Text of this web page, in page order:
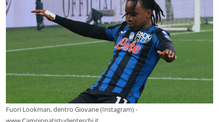
Fuori Lookman, dentro Giovane (Instagram) -